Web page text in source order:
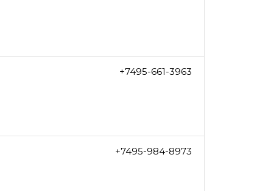
+7495-661-3963
+7495-984-8973